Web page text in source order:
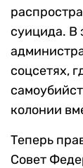
суицида. В
соцсетях,
колонии
Теперь
Совет